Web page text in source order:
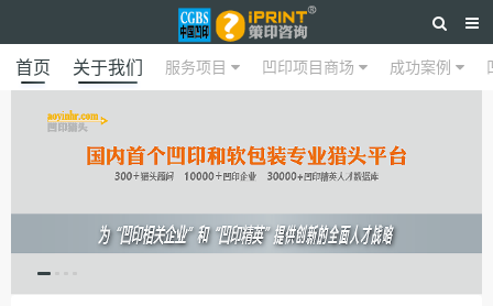
首页 关于我们 服务项目 凹印项目商场 成功案例